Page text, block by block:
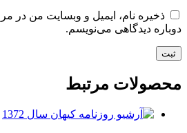
ذخیره نام، ایمیل و وبسایت من در
دوباره دیدگاهی می‌نویسم.
محصولات مرتبط